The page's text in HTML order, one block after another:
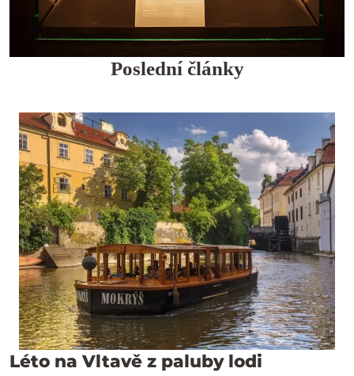
Poslední články
Léto na Vltavě z paluby lodi